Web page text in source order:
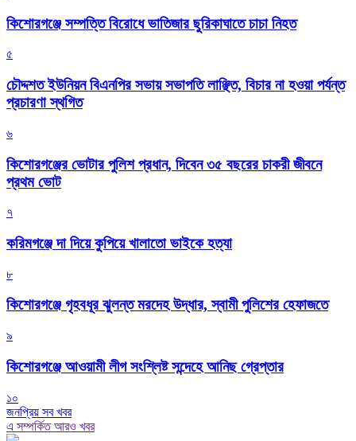
কিশোরগঞ্জে সম্পত্তি বিরোধে ভাতিজার ছুরিকাঘাতে চাচা নিহত
৫
চৌদ্দশত ইউনিয়ন বিএনপির সভায় সভাপতি লাঞ্ছিত, বিচার না হওয়া পর্যন্ত
প্রচারণা স্থগিত
৬
কিশোরগঞ্জের ভোটার পুলিশ প্রধান, দিবেন ৩৫ বছরের চাকরী জীবনে
প্রথম ভোট
৭
করিমগঞ্জে দা দিয়ে কুপিয়ে খালাতো ভাইকে হত্যা
৮
কিশোরগঞ্জে গৃহবধূর ঝুলন্ত মরদেহ উদ্ধার, স্বামী পুলিশের হেফাজতে
৯
কিশোরগঞ্জে আওয়ামী লীগ সংশ্লিষ্ট সন্দেহে আনিছ গ্রেপ্তার
১০
জনপ্রিয় সব খবর
এ সম্পর্কিত আরও খবর